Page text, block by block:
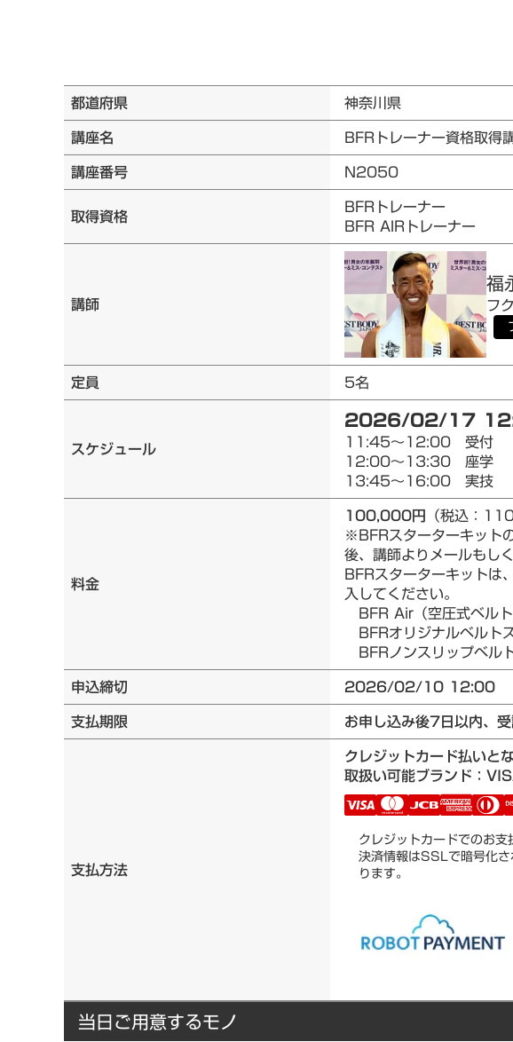
都道府県
神奈川県
講座名
BFRトレーナー資格取得
講座番号
N2050
取得資格
BFRトレーナー
BFR AIRトレーナー
講師
福
フ
定員 5名
スケジュール
2026/02/17
11:45～12:00 受付
12:00～13:30 座学
13:45～16:00 実技
料金
100,000円 （税込：
※BFRスターターキット
後、講師よりメールもし
BFRスターターキットは
入してください。
BFR Air（空圧式ベル
BFRオリジナルベル
BFRノンスリップベ
申込締切
2026/02/10 12:00
支払期限
お申し込み後7日以内、
支払方法
クレジットカード払いと
取扱い可能ブランド：
クレジットカードでのお
決済情報はSSLで暗号化
ります。
当日ご用意するモノ